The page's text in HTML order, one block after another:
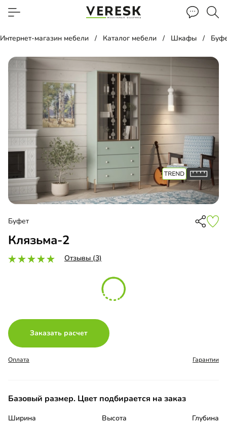
Интернет-магазин мебели Каталог мебели Шкафы
Буфет
Клязьма-2
Отзывы (3)
Заказать расчет
Оплата Гарантии
Базовый размер. Цвет подбирается на заказ
Ширина Высота Глубина